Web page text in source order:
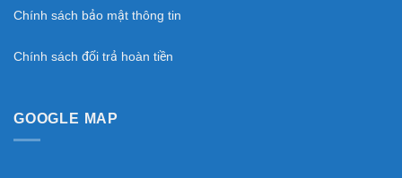
Chính sách bảo mật thông tin
Chính sách đổi trả hoàn tiền
GOOGLE MAP